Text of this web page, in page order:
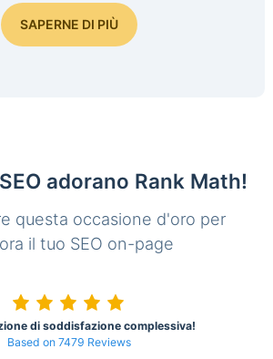
SAPERNE DI PIÙ
adorano Rank Math!
questa occasione d'oro per
il tuo SEO on-page
di soddisfazione complessiva!
Based on 7479 Reviews